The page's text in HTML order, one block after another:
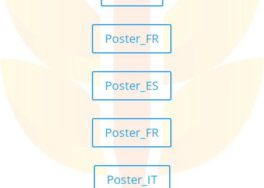
Poster_FR
Poster_ES
Poster_FR
Poster_IT